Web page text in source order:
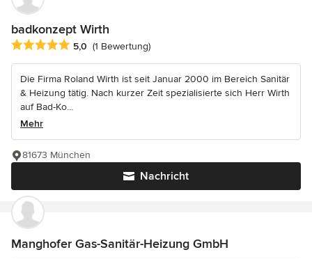
badkonzept Wirth
Durchschnittliche Bewertung: 5 von 5 Sternen
5,0 (1 Bewertung)
Die Firma Roland Wirth ist seit Januar 2000 im Bereich Sanitär
& Heizung tätig. Nach kurzer Zeit spezialisierte sich Herr Wirth
auf Bad-Ko...
Mehr
Nachricht
81673 München
Manghofer Gas-Sanitär-Heizung GmbH